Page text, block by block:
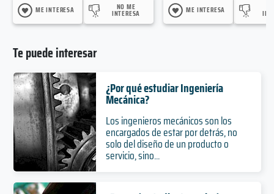
ME INTERESA NO ME
INTERESA ME INTERESA
Te puede interesar
¿Por qué estudiar Ingeniería
Mecánica?
Los ingenieros mecánicos son los
encargados de estar por detrás, no
solo del diseño de un producto o
servicio, sino...